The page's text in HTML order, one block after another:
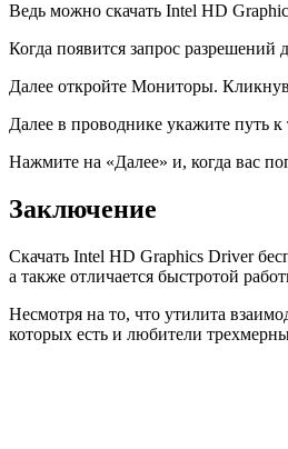
Ведь можно скачать Intel HD
Когда появится запрос
Далее откройте Мониторы.
Далее в проводнике укажите путь к
Нажмите на «Далее» и, когда вас
Заключение
Скачать Intel HD Graphics Driver
а также отличается быстротой
Несмотря на то, что утилита
которых есть и любители